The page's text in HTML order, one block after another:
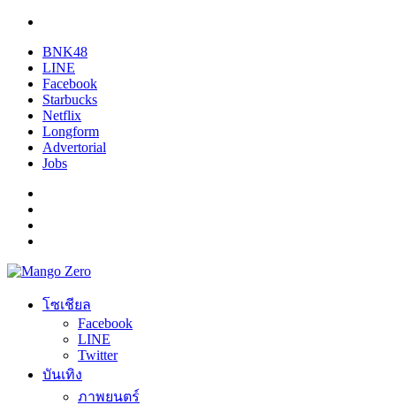
BNK48
LINE
Facebook
Starbucks
Netflix
Longform
Advertorial
Jobs
โซเชียล
Facebook
LINE
Twitter
บันเทิง
ภาพยนตร์